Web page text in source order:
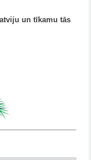
un tīkamu tās